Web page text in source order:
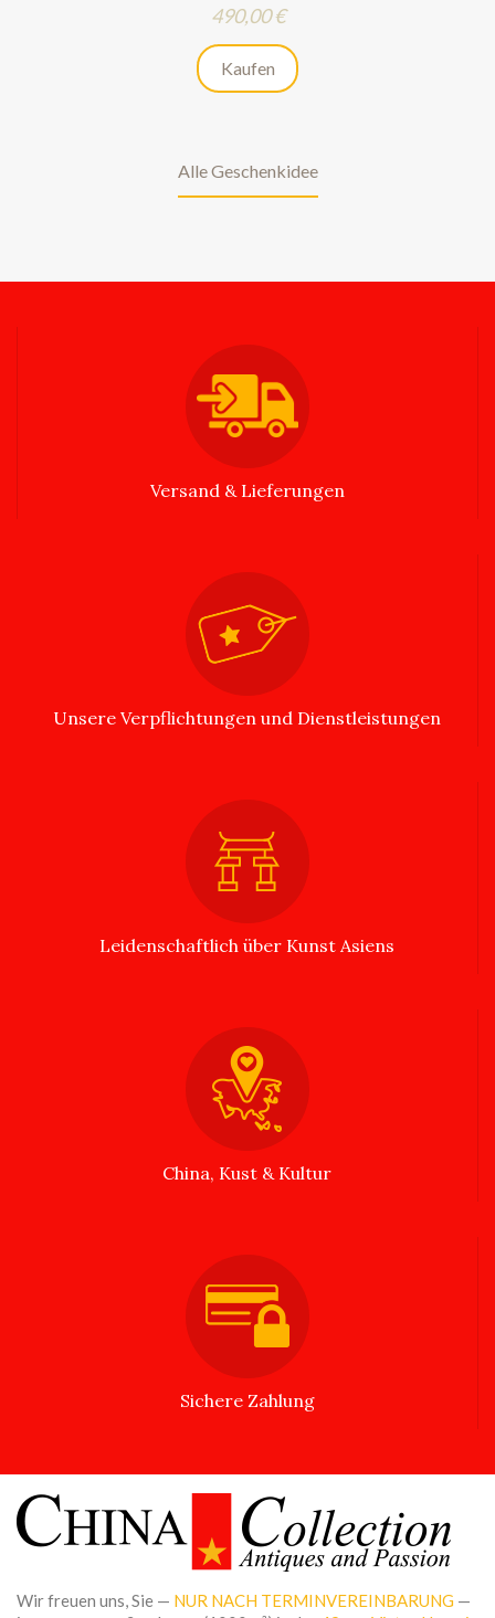
Preis
490,00 €
Kaufen
Alle Geschenkidee
Versand & Lieferungen
Unsere Verpflichtungen und Dienstleistungen
Leidenschaftlich über Kunst Asiens
China, Kust & Kultur
Sichere Zahlung
Wir freuen uns, Sie — NUR NACH TERMINVEREINBARUNG —